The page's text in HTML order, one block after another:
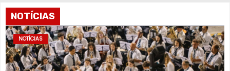
NOTÍCIAS
NOTÍCIAS